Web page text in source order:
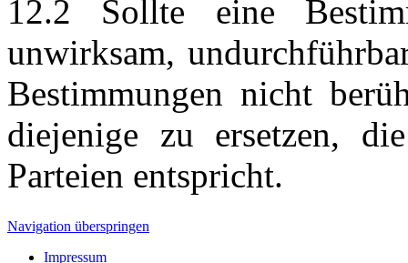
12.2 Sollte eine
unwirksam,
Bestimmungen nicht
diejenige zu ersetzen,
Parteien entspricht.
Navigation überspringen
Impressum